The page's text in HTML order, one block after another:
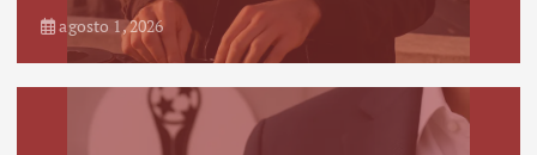
agosto 1, 2026